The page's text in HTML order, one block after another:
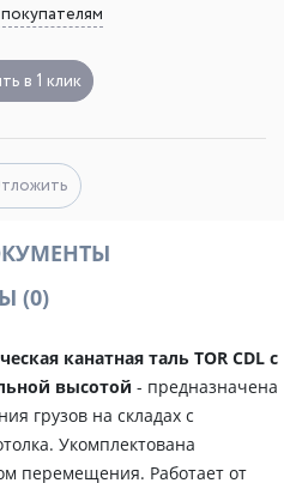
в 1 клик
(0)
канатная таль TOR CDL с
высотой - предназначена
грузов на складах c
Укомплектована
перемещения. Работает от